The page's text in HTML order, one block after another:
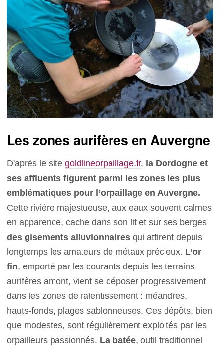
Les zones aurifères en Auvergne
D'après le sitegoldlineorpaillage.fr, la Dordogne et
ses affluents figurent parmi les zones les plus
emblématiques pour l’orpaillage en Auvergne.
Cette rivière majestueuse, aux eaux souvent calmes
en apparence, cache dans son lit et sur ses berges
des gisements alluvionnaires qui attirent depuis
longtemps les amateurs de métaux précieux. L’or
fin, emporté par les courants depuis les terrains
aurifères amont, vient se déposer progressivement
dans les zones de ralentissement : méandres,
hauts-fonds, plages sablonneuses. Ces dépôts, bien
que modestes, sont régulièrement exploités par les
orpailleurs passionnés. La batée, outil traditionnel